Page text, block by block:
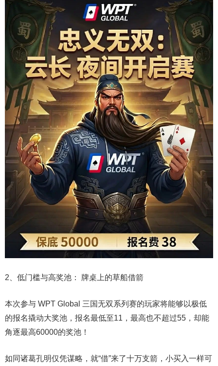
2、低门槛与高奖池： 牌桌上的草船借箭
本次参与 WPT Global 三国无双系列赛的玩家将能够以极低
的报名撬动大奖池，报名最低至11，最高也不超过55，却能
角逐最高60000的奖池！
如同诸葛孔明仅凭谋略，就“借”来了十万支箭，小买入一样可